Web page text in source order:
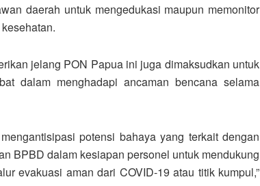
daerah untuk mengedukasi maupun memonitor
jelang PON Papua ini juga dimaksudkan untuk
dalam menghadapi ancaman bencana selama
potensi bahaya yang terkait dengan
BPBD dalam kesiapan personel untuk mendukung
evakuasi aman dari COVID-19 atau titik kumpul,”